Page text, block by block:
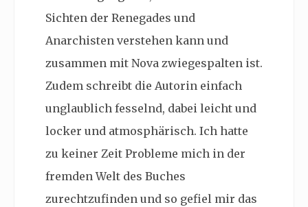
Sichten der Renegades und
Anarchisten verstehen kann und
zusammen mit Nova zwiegespalten ist.
Zudem schreibt die Autorin einfach
unglaublich fesselnd, dabei leicht und
locker und atmosphärisch. Ich hatte
zu keiner Zeit Probleme mich in der
fremden Welt des Buches
zurechtzufinden und so gefiel mir das